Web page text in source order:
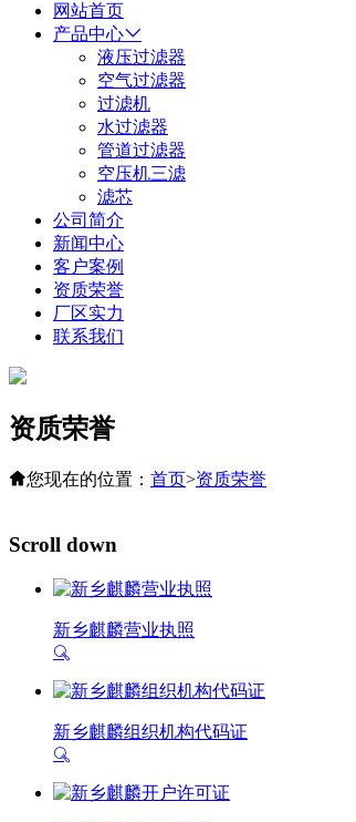
网站首页
产品中心
液压过滤器
空气过滤器
过滤机
水过滤器
管道过滤器
空压机三滤
滤芯
公司简介
新闻中心
客户案例
资质荣誉
厂区实力
联系我们
资质荣誉
您现在的位置： 首页>资质荣誉
Scroll down
新乡麒麟营业执照
新乡麒麟组织机构代码证